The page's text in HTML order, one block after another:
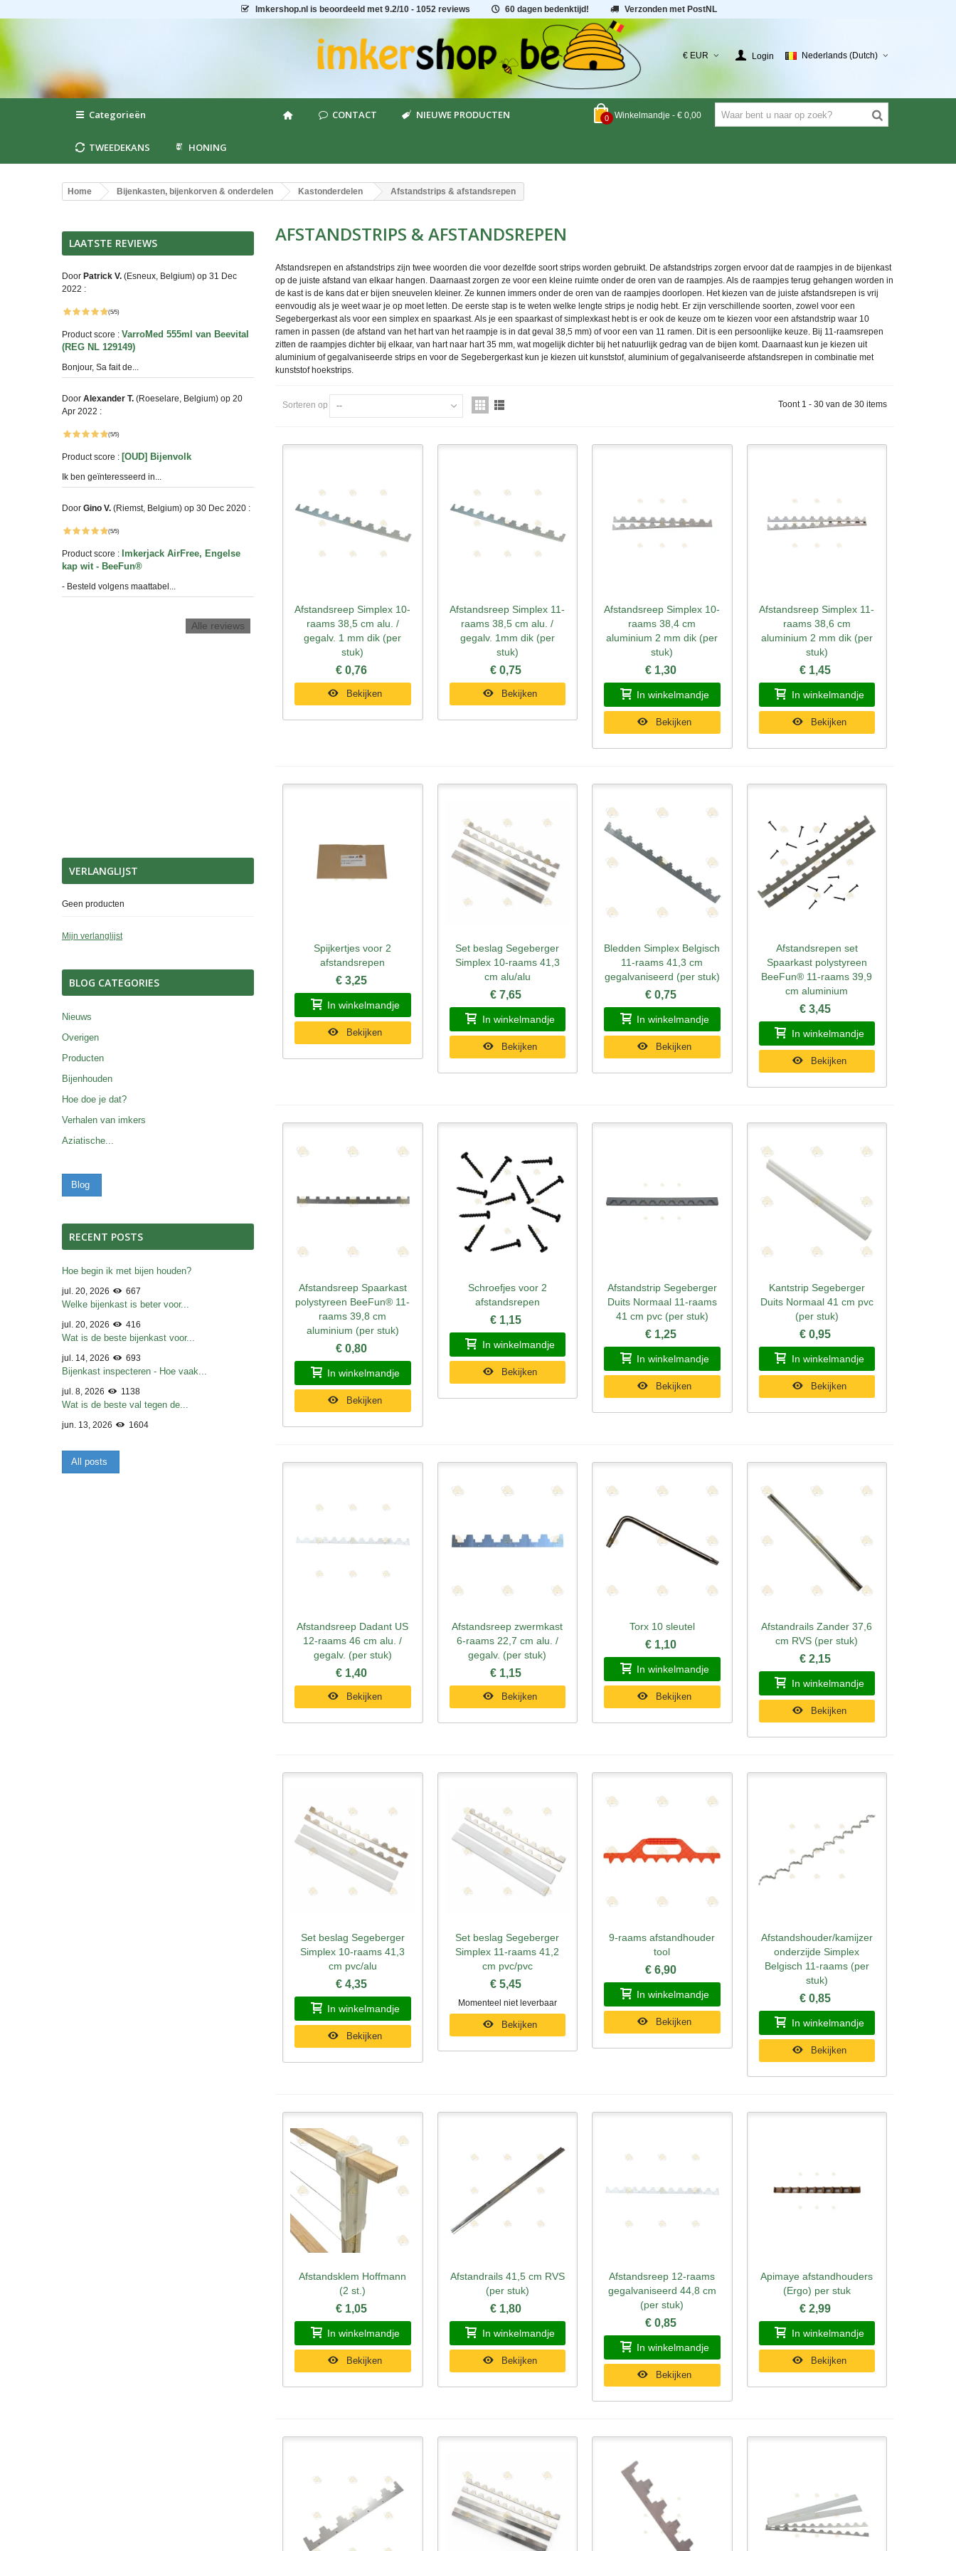
Imkershop.nl is beoordeeld met 9.2/10 - 1052 reviews 60 dagen bedenktijd! Verzonden met PostNL
€ EUR Login Nederlands (Dutch)
0 Winkelmandje - € 0,00
Categorieën CONTACT NIEUWE PRODUCTEN
TWEEDEKANS HONING
Home Bijenkasten, bijenkorven & onderdelen Kastonderdelen Afstandstrips & afstandsrepen
LAATSTE REVIEWS
Door Patrick V. (Esneux, Belgium) op 31 Dec
2022 :
(5/5)
Product score : VarroMed 555ml van Beevital
(REG NL 129149)
Bonjour, Sa fait de...
Door Alexander T. (Roeselare, Belgium) op 20
Apr 2022 :
(5/5)
Product score : [OUD] Bijenvolk
Ik ben geïnteresseerd in...
Door Gino V. (Riemst, Belgium) op 30 Dec 2020 :
(5/5)
Product score : Imkerjack AirFree, Engelse
kap wit - BeeFun®
- Besteld volgens maattabel...
Alle reviews
VERLANGLIJST
Geen producten
Mijn verlanglijst
BLOG CATEGORIES
Nieuws
Overigen
Producten
Bijenhouden
Hoe doe je dat?
Verhalen van imkers
Aziatische...
Blog
RECENT POSTS
Hoe begin ik met bijen houden?
jul. 20, 2026 667
Welke bijenkast is beter voor...
jul. 20, 2026 416
Wat is de beste bijenkast voor...
jul. 14, 2026 693
Bijenkast inspecteren - Hoe vaak...
jul. 8, 2026 1138
Wat is de beste val tegen de...
jun. 13, 2026 1604
All posts
AFSTANDSTRIPS & AFSTANDSREPEN
Afstandsrepen en afstandstrips zijn twee woorden die voor dezelfde soort strips worden gebruikt. De afstandstrips zorgen ervoor dat de raampjes in de bijenkast
op de juiste afstand van elkaar hangen. Daarnaast zorgen ze voor een kleine ruimte onder de oren van de raampjes. Als de raampjes terug gehangen worden in
de kast is de kans dat er bijen sneuvelen kleiner. Ze kunnen immers onder de oren van de raampjes doorlopen. Het kiezen van de juiste afstandsrepen is vrij
eenvoudig als je weet waar je op moet letten. De eerste stap is te weten welke lengte strips je nodig hebt. Er zijn verschillende soorten, zowel voor een
Segebergerkast als voor een simplex en spaarkast. Als je een spaarkast of simplexkast hebt is er ook de keuze om te kiezen voor een afstandstrip waar 10
ramen in passen (de afstand van het hart van het raampje is in dat geval 38,5 mm) of voor een van 11 ramen. Dit is een persoonlijke keuze. Bij 11-raamsrepen
zitten de raampjes dichter bij elkaar, van hart naar hart 35 mm, wat mogelijk dichter bij het natuurlijk gedrag van de bijen komt. Daarnaast kun je kiezen uit
aluminium of gegalvaniseerde strips en voor de Segebergerkast kun je kiezen uit kunststof, aluminium of gegalvaniseerde afstandsrepen in combinatie met
kunststof hoekstrips.
Sorteren op -- Toont 1 - 30 van de 30 items
Snel bekijken
Afstandsreep Simplex 10-
raams 38,5 cm alu. /
gegalv. 1 mm dik (per
stuk)
€ 0,76
Bekijken
Snel bekijken
Afstandsreep Simplex 11-
raams 38,5 cm alu. /
gegalv. 1mm dik (per
stuk)
€ 0,75
Bekijken
Snel bekijken
Afstandsreep Simplex 10-
raams 38,4 cm
aluminium 2 mm dik (per
stuk)
€ 1,30
In winkelmandje
Bekijken
Snel bekijken
Afstandsreep Simplex 11-
raams 38,6 cm
aluminium 2 mm dik (per
stuk)
€ 1,45
In winkelmandje
Bekijken
Snel bekijken
Spijkertjes voor 2
afstandsrepen
€ 3,25
In winkelmandje
Bekijken
Snel bekijken
Set beslag Segeberger
Simplex 10-raams 41,3
cm alu/alu
€ 7,65
In winkelmandje
Bekijken
Snel bekijken
Bledden Simplex Belgisch
11-raams 41,3 cm
gegalvaniseerd (per stuk)
€ 0,75
In winkelmandje
Bekijken
Snel bekijken
Afstandsrepen set
Spaarkast polystyreen
BeeFun® 11-raams 39,9
cm aluminium
€ 3,45
In winkelmandje
Bekijken
Snel bekijken
Afstandsreep Spaarkast
polystyreen BeeFun® 11-
raams 39,8 cm
aluminium (per stuk)
€ 0,80
In winkelmandje
Bekijken
Snel bekijken
Schroefjes voor 2
afstandsrepen
€ 1,15
In winkelmandje
Bekijken
Snel bekijken
Afstandstrip Segeberger
Duits Normaal 11-raams
41 cm pvc (per stuk)
€ 1,25
In winkelmandje
Bekijken
Snel bekijken
Kantstrip Segeberger
Duits Normaal 41 cm pvc
(per stuk)
€ 0,95
In winkelmandje
Bekijken
Snel bekijken
Afstandsreep Dadant US
12-raams 46 cm alu. /
gegalv. (per stuk)
€ 1,40
Bekijken
Snel bekijken
Afstandsreep zwermkast
6-raams 22,7 cm alu. /
gegalv. (per stuk)
€ 1,15
Bekijken
Snel bekijken
Torx 10 sleutel
€ 1,10
In winkelmandje
Bekijken
Snel bekijken
Afstandrails Zander 37,6
cm RVS (per stuk)
€ 2,15
In winkelmandje
Bekijken
Snel bekijken
Set beslag Segeberger
Simplex 10-raams 41,3
cm pvc/alu
€ 4,35
In winkelmandje
Bekijken
Snel bekijken
Set beslag Segeberger
Simplex 11-raams 41,2
cm pvc/pvc
€ 5,45
Momenteel niet leverbaar
Bekijken
Snel bekijken
9-raams afstandhouder
tool
€ 6,90
In winkelmandje
Bekijken
Snel bekijken
Afstandshouder/kamijzer
onderzijde Simplex
Belgisch 11-raams (per
stuk)
€ 0,85
In winkelmandje
Bekijken
Snel bekijken
Afstandsklem Hoffmann
(2 st.)
€ 1,05
In winkelmandje
Bekijken
Snel bekijken
Afstandrails 41,5 cm RVS
(per stuk)
€ 1,80
In winkelmandje
Bekijken
Snel bekijken
Afstandsreep 12-raams
gegalvaniseerd 44,8 cm
(per stuk)
€ 0,85
In winkelmandje
Bekijken
Snel bekijken
Apimaye afstandhouders
(Ergo) per stuk
€ 2,99
In winkelmandje
Bekijken